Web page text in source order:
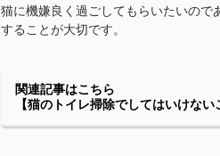
猫に機嫌良く過ごしてもらいたいので
することが大切です。
関連記事はこちら
【猫のトイレ掃除でしてはいけな